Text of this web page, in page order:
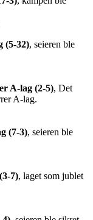
(5-32), seieren ble
A-lag (2-5), Det
A-lag.
(7-3), seieren ble
7), laget som jublet